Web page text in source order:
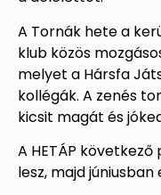
A Tornák hete a
klub közös
melyet a Hársfa
kollégák. A zenés
kicsit magát és
A HETÁP
lesz, majd